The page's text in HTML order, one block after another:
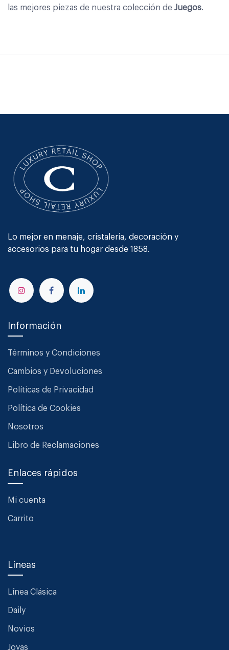
las mejores piezas de nuestra colección de Juegos.
Lo mejor en menaje, cristalería, decoración y
accesorios para tu hogar desde 1858.
Información
Términos y Condiciones
Cambios y Devoluciones
Políticas de Privacidad
Política de Cookies
Nosotros
Libro de Reclamaciones
Enlaces rápidos
Mi cuenta
Carrito
Líneas
Línea Clásica
Daily
Novios
Joyas